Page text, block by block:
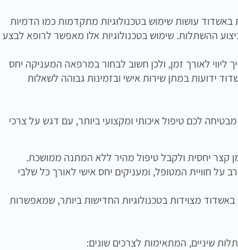
באשדוד עושות שימוש בטכנולוגיות מתקדמות כמו הדמיות
ההשתלות. שימוש בטכנולוגיות אלו מאפשר לרופא לבצע
ליווי לאורך זמן, ולכן חשוב לבחור במרפאה המעניקה יחס
ידועות במתן שירות אישי ובזמינות גבוהה לשאלות
לכם טיפול איכותי ומקצועי ביותר, עם דגש על צרכי
קצר יחסית ולקבל טיפול מהיר ללא המתנה ממושכת.
חוויית המטופל, ומעניקים יחס אישי לאורך כל שלבי
מצוידות בטכנולוגיות החדישות ביותר, שמאפשרות
שיניים, המתאימות לצרכים שונים: